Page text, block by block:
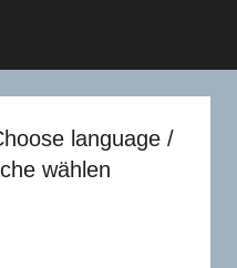
language /
wählen